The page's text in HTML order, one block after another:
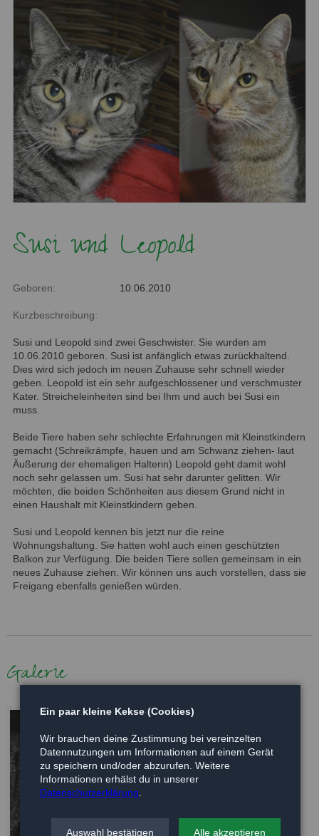
Susi und Leopold
Geboren: 10.06.2010
Kurzbeschreibung:
Susi und Leopold sind zwei Geschwister. Sie wurden am
10.06.2010 geboren. Susi ist anfänglich etwas zurückhaltend.
Dies wird sich jedoch im neuen Zuhause sehr schnell wieder
geben. Leopold ist ein sehr aufgeschlossener und verschmuster
Kater. Streicheleinheiten sind bei Ihm und auch bei Susi ein
muss.
Beide Tiere haben sehr schlechte Erfahrungen mit Kleinstkindern
gemacht (Schreikrämpfe, hauen und am Schwanz ziehen- laut
Äußerung der ehemaligen Halterin) Leopold geht damit wohl
noch sehr gelassen um. Susi hat sehr darunter gelitten. Wir
möchten, die beiden Schönheiten aus diesem Grund nicht in
einen Haushalt mit Kleinstkindern geben.
Susi und Leopold kennen bis jetzt nur die reine
Wohnungshaltung. Sie hatten wohl auch einen geschützten
Balkon zur Verfügung. Die beiden Tiere sollen gemeinsam in ein
neues Zuhause ziehen. Wir können uns auch vorstellen, dass sie
Freigang ebenfalls genießen würden.
Galerie
Ein paar kleine Kekse (Cookies)
Wir brauchen deine Zustimmung bei vereinzelten
Datennutzungen um Informationen auf einem Gerät
zu speichern und/oder abzurufen. Weitere
Informationen erhälst du in unserer
Datenschutzerklärung
Auswahl bestätigen Alle akzeptieren